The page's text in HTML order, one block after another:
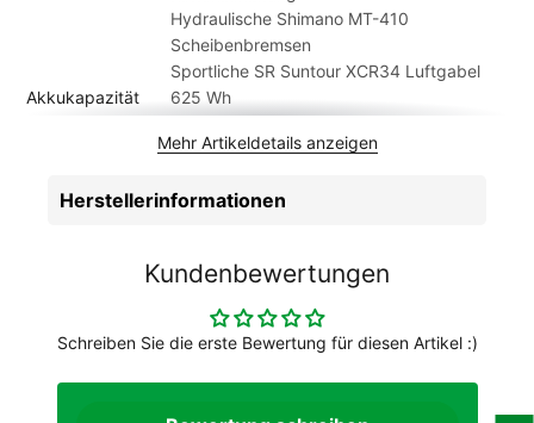
Hydraulische Shimano MT-410
Scheibenbremsen
Sportliche SR Suntour XCR34 Luftgabel
Akkukapazität
625 Wh
Centurion
Beleuchtung
LEZYNE Mini STVZO E65
SR Suntour Edge LOR8
100 mm
Federweg vorne
100 mm
PROCRAFT Altitude MD27
Gabel
SR Suntour XCR34 AIR BOOST LOR
Mehr Artikeldetails anzeigen
Herstellerinformationen
Kundenbewertungen
Schreiben Sie die erste Bewertung für diesen Artikel :)